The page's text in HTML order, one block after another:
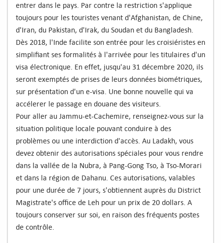
entrer dans le pays. Par contre la restriction s'applique
toujours pour les touristes venant d'Afghanistan, de Chine,
d'Iran, du Pakistan, d'Irak, du Soudan et du Bangladesh.
Dès 2018, l'Inde facilite son entrée pour les croisiéristes en
simplifiant ses formalités à l'arrivée pour les titulaires d'un
visa électronique. En effet, jusqu'au 31 décembre 2020, ils
seront exemptés de prises de leurs données biométriques,
sur présentation d'un e-visa. Une bonne nouvelle qui va
accélerer le passage en douane des visiteurs.
Pour aller au Jammu-et-Cachemire, renseignez-vous sur la
situation politique locale pouvant conduire à des
problèmes ou une interdiction d'accès. Au Ladakh, vous
devez obtenir des autorisations spéciales pour vous rendre
dans la vallée de la Nubra, à Pang-Gong Tso, à Tso-Morari
et dans la région de Dahanu. Ces autorisations, valables
pour une durée de 7 jours, s'obtiennent auprès du District
Magistrate's office de Leh pour un prix de 20 dollars. A
toujours conserver sur soi, en raison des fréquents postes
de contrôle.